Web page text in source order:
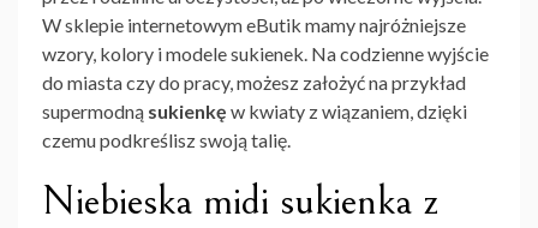
W sklepie internetowym eButik mamy najróżniejsze
wzory, kolory i modele sukienek. Na codzienne wyjście
do miasta czy do pracy, możesz założyć na przykład
supermodną sukienkę w kwiaty z wiązaniem, dzięki
czemu podkreślisz swoją talię.
Niebieska midi sukienka z